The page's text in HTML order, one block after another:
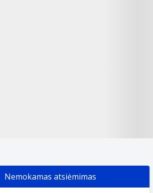
Nemokamas atsiėmimas